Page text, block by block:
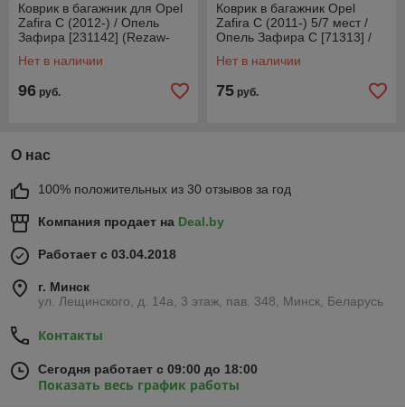
Коврик в багажник для Opel
Zafira C (2012-) / Опель
Зафира [231142] (Rezaw-
Нет в наличии
96 руб.
Коврик в багажник Opel
Zafira C (2011-) 5/7 мест /
Опель Зафира С [71313] /
Нет в наличии
75 руб.
О нас
100% положительных из 30 отзывов за год
Компания продает на Deal.by
Работает с 03.04.2018
г. Минск
ул. Лещинского, д. 14а, 3 этаж, пав. 348, Минск, Беларусь
Контакты
Сегодня работает с 09:00 до 18:00
Показать весь график работы